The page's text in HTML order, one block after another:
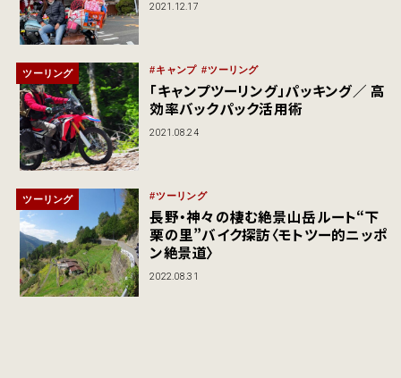
2021.12.17
ツーリング キャンプ ツーリング
「キャンプツーリング」パッキング／ 高
効率バックパック活用術
2021.08.24
ツーリング ツーリング
長野・神々の棲む絶景山岳ルート“下
栗の里”バイク探訪〈モトツー的ニッポ
ン絶景道〉
2022.08.31